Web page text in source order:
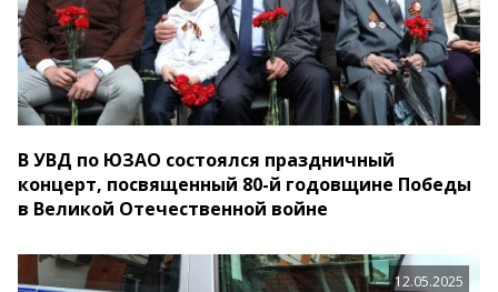
В УВД по ЮЗАО состоялся праздничный
концерт, посвященный 80-й годовщине Победы
в Великой Отечественной войне
12.05.2025